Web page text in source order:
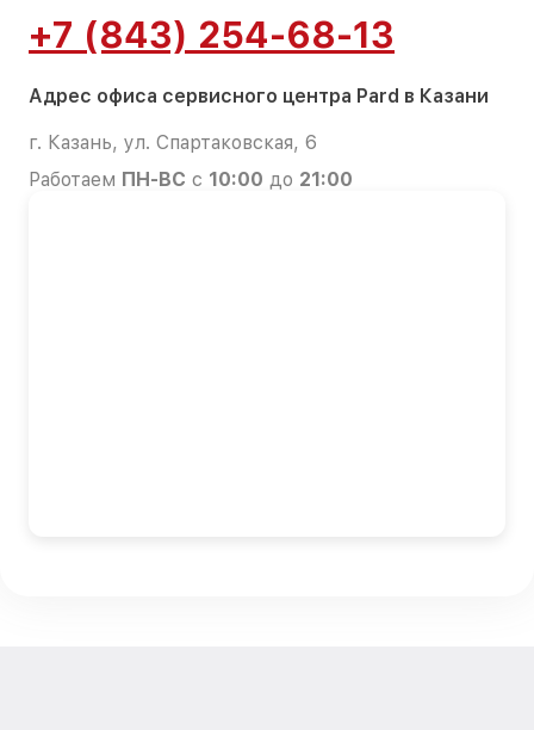
+7 (843) 254-68-13
Адрес офиса сервисного центра Pard в Казани
г. Казань, ул. Спартаковская, 6
Работаем ПН-ВС с 10:00 до 21:00